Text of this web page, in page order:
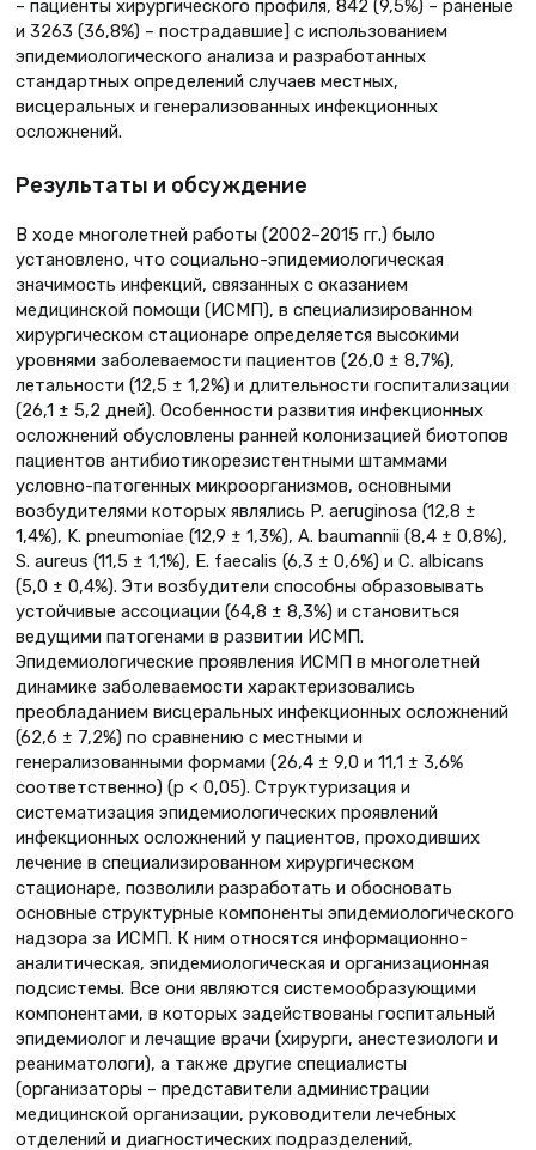
– пациенты хирургического профиля, 842 (9,5%) – раненые
и 3263 (36,8%) – пострадавшие] с использованием
эпидемиологического анализа и разработанных
стандартных определений случаев местных,
висцеральных и генерализованных инфекционных
осложнений.
Результаты и обсуждение
В ходе многолетней работы (2002–2015 гг.) было
установлено, что социально-эпидемиологическая
значимость инфекций, связанных с оказанием
медицинской помощи (ИСМП), в специализированном
хирургическом стационаре определяется высокими
уровнями заболеваемости пациентов (26,0 ± 8,7%),
летальности (12,5 ± 1,2%) и длительности госпитализации
(26,1 ± 5,2 дней). Особенности развития инфекционных
осложнений обусловлены ранней колонизацией биотопов
пациентов антибиотикорезистентными штаммами
условно-патогенных микроорганизмов, основными
возбудителями которых являлись P. aeruginosa (12,8 ±
1,4%), K. pneumoniae (12,9 ± 1,3%), A. baumannii (8,4 ± 0,8%),
S. aureus (11,5 ± 1,1%), E. faecalis (6,3 ± 0,6%) и C. albicans
(5,0 ± 0,4%). Эти возбудители способны образовывать
устойчивые ассоциации (64,8 ± 8,3%) и становиться
ведущими патогенами в развитии ИСМП.
Эпидемиологические проявления ИСМП в многолетней
динамике заболеваемости характеризовались
преобладанием висцеральных инфекционных осложнений
(62,6 ± 7,2%) по сравнению с местными и
генерализованными формами (26,4 ± 9,0 и 11,1 ± 3,6%
соответственно) (р < 0,05). Структуризация и
систематизация эпидемиологических проявлений
инфекционных осложнений у пациентов, проходивших
лечение в специализированном хирургическом
стационаре, позволили разработать и обосновать
основные структурные компоненты эпидемиологического
надзора за ИСМП. К ним относятся информационно-
аналитическая, эпидемиологическая и организационная
подсистемы. Все они являются системообразующими
компонентами, в которых задействованы госпитальный
эпидемиолог и лечащие врачи (хирурги, анестезиологи и
реаниматологи), а также другие специалисты
(организаторы – представители администрации
медицинской организации, руководители лечебных
отделений и диагностических подразделений,